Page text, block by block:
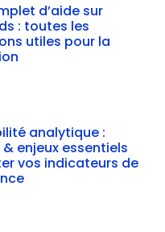
d’aide sur
: toutes les
utiles pour la
analytique :
enjeux essentiels
vos indicateurs de